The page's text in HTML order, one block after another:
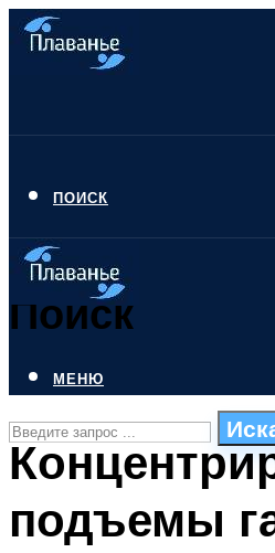
ПОИСК
Поиск
СТИЛИ ПЛАВАНЬЯ
ПЛАВАНЬЕ ДЛЯ ДЕТЕЙ
МЕНЮ
подъемы